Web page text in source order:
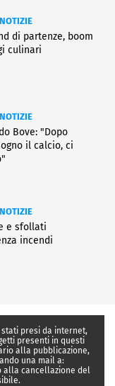
di partenze, boom
culinari
Bove: "Dopo
il calcio, ci
e sfollati
incendi
presi da internet,
presenti in questi
alla pubblicazione,
una mail a:
alla cancellazione del